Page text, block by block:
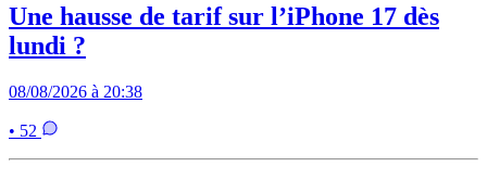
Une hausse de tarif sur l’iPhone 17 dès
lundi ?
08/08/2026 à 20:38
• 52